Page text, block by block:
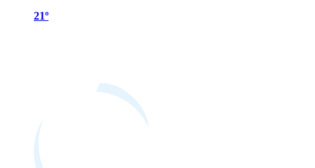
21º